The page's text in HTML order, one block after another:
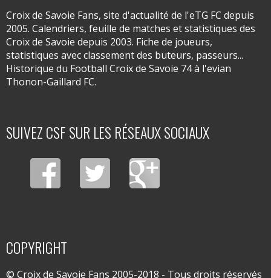
Croix de Savoie Fans, site d'actualité de l'eTG FC depuis
2005. Calendriers, feuille de matches et statistiques des
Croix de Savoie depuis 2003. Fiche de joueurs,
statistiques avec classement des buteurs, passeurs...
Historique du Football Croix de Savoie 74 à l'evian
Thonon-Gaillard FC.
SUIVEZ CSF SUR LES RÉSEAUX SOCIAUX
COPYRIGHT
© Croix de Savoie Fans 2005-2018 - Tous droits réservés